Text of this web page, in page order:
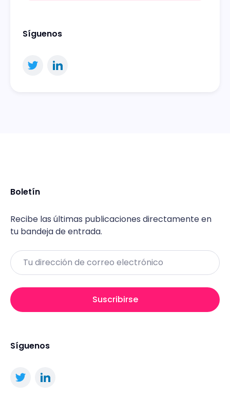
Síguenos
Boletín
Recibe las últimas publicaciones directamente en
tu bandeja de entrada.
Email
Suscribirse
Síguenos